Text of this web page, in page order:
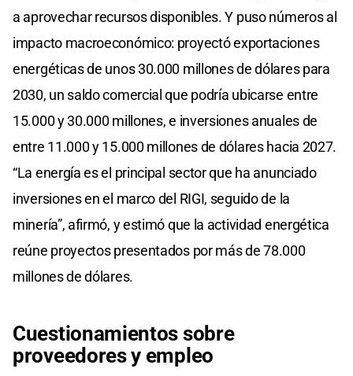
a aprovechar recursos disponibles. Y puso números al
impacto macroeconómico: proyectó exportaciones
energéticas de unos 30.000 millones de dólares para
2030, un saldo comercial que podría ubicarse entre
15.000 y 30.000 millones, e inversiones anuales de
entre 11.000 y 15.000 millones de dólares hacia 2027.
“La energía es el principal sector que ha anunciado
inversiones en el marco del RIGI, seguido de la
minería”, afirmó, y estimó que la actividad energética
reúne proyectos presentados por más de 78.000
millones de dólares.
Cuestionamientos sobre
proveedores y empleo